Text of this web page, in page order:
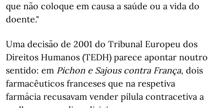
que não coloque em causa a saúde ou a vida do
doente."
Uma decisão de 2001 do Tribunal Europeu dos
Direitos Humanos (TEDH) parece apontar noutro
sentido: em Pichon e Sajous contra França, dois
farmacêuticos franceses que na respetiva
farmácia recusavam vender pílula contracetiva a